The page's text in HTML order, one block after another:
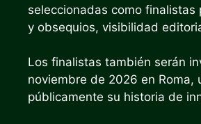
seleccionadas como
y obsequios, visibilidad
Los finalistas también serán
noviembre de 2026 en
públicamente su historia de